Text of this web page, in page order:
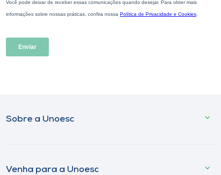
Sobre a Unoesc
Venha para a Unoesc